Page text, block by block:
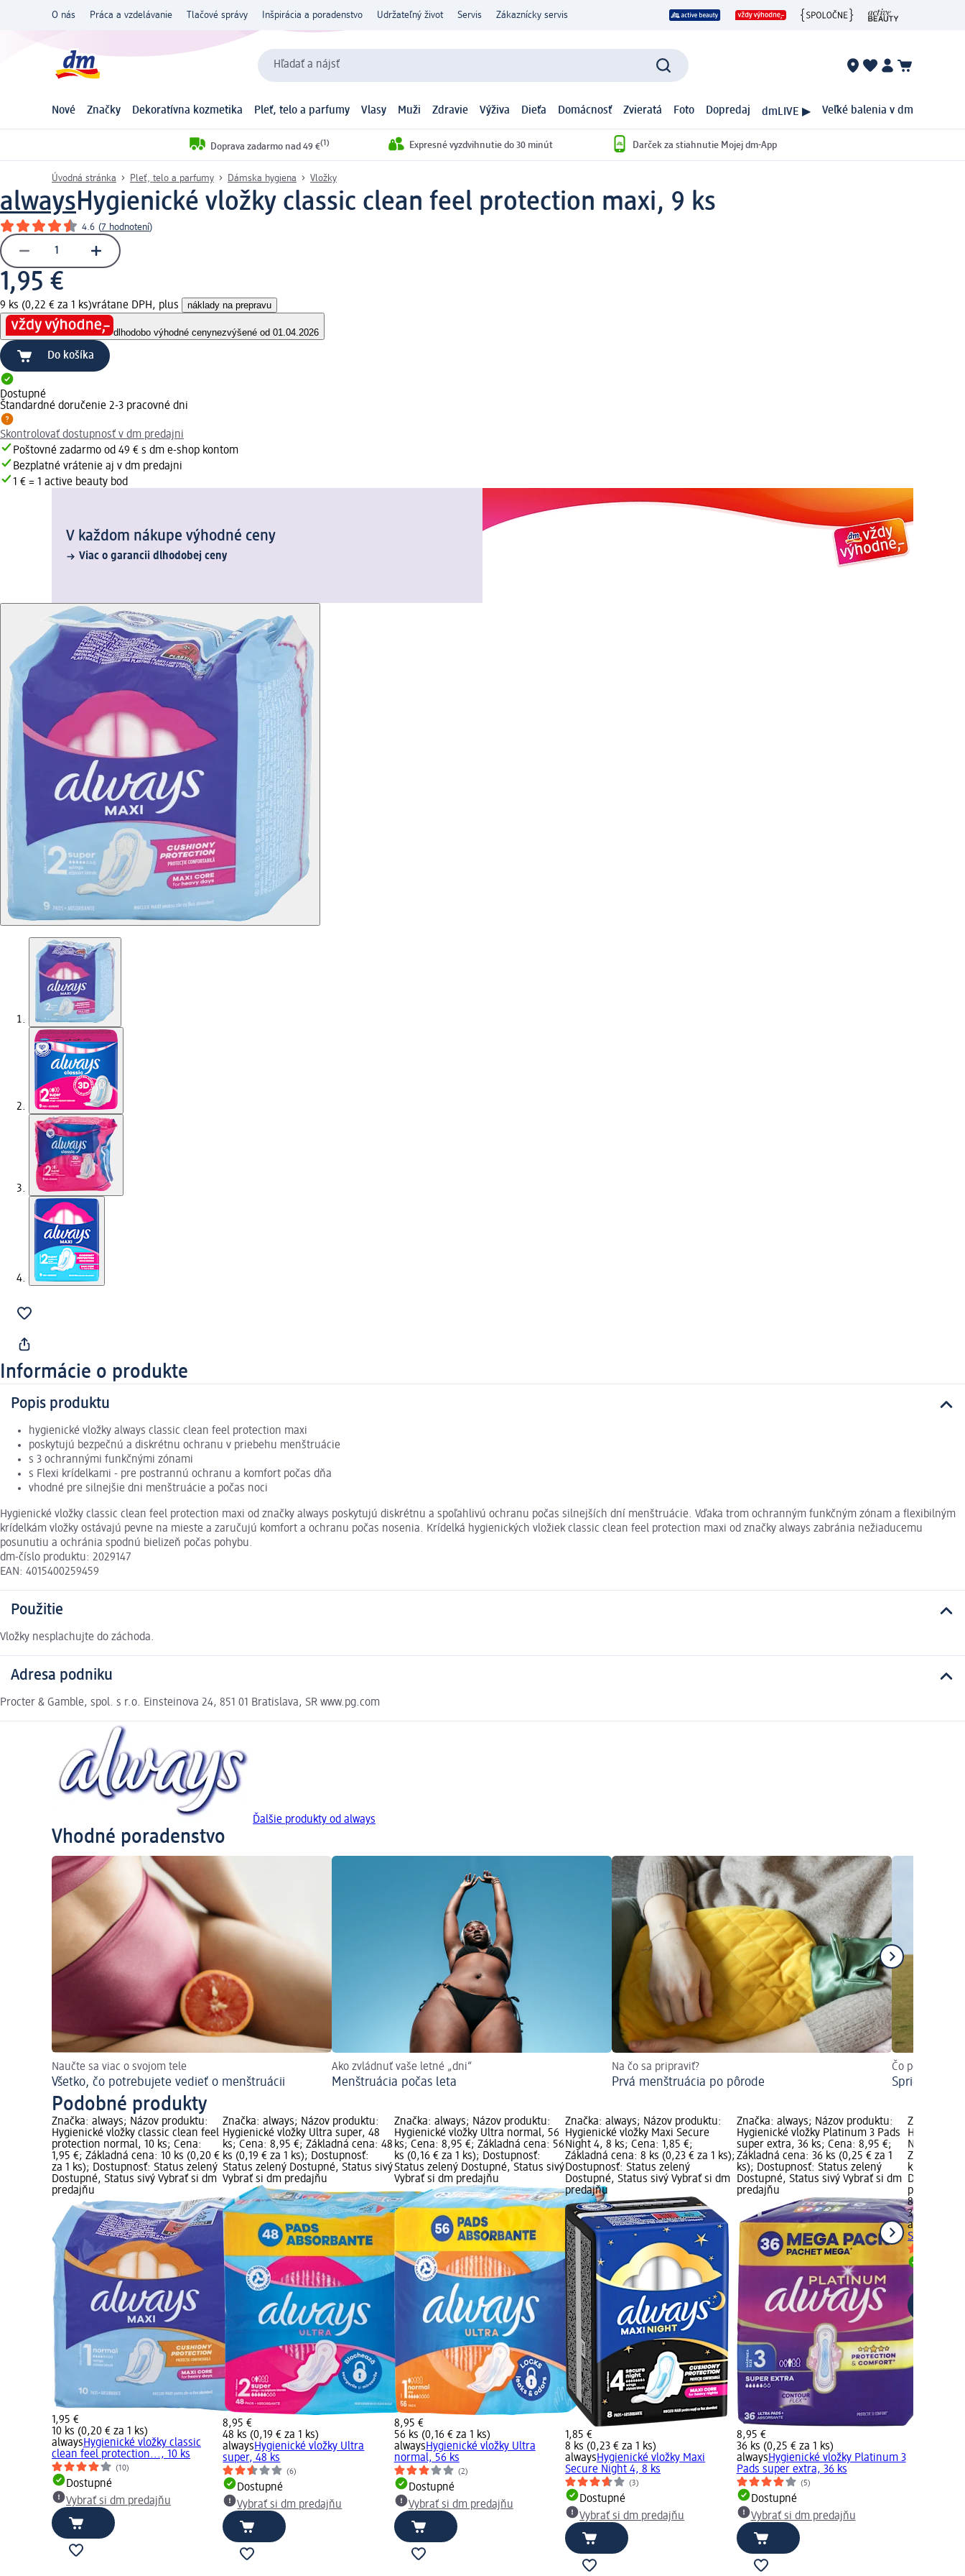
O nás Práca a vzdelávanie Tlačové správy Inšpirácia a poradenstvo Udržateľný život Servis Zákaznícky servis
Hľadať a nájsť
Nové Značky Dekoratívna kozmetika Pleť, telo a parfumy Vlasy Muži Zdravie Výživa Dieťa Domácnosť Zvieratá Foto Dopredaj dmLIVE ▶ Veľké balenia v dm
Doprava zadarmo nad 49 €(1) Expresné vyzdvihnutie do 30 minút Darček za stiahnutie Mojej dm-App
Úvodná stránka Pleť, telo a parfumy Dámska hygiena Vložky
alwaysHygienické vložky classic clean feel protection maxi, 9 ks
4.6 (7 hodnotení)
1,95 €
9 ks (0,22 € za 1 ks)vrátane DPH, plus náklady na prepravu
dlhodobo výhodné cenynezvýšené od 01.04.2026
Do košíka
Dostupné
Štandardné doručenie 2-3 pracovné dni
Skontrolovať dostupnosť v dm predajni
Poštovné zadarmo od 49 € s dm e-shop kontom
Bezplatné vrátenie aj v dm predajni
1 € = 1 active beauty bod
V každom nákupe výhodné ceny
Viac o garancii dlhodobej ceny
Informácie o produkte
Popis produktu
hygienické vložky always classic clean feel protection maxi
poskytujú bezpečnú a diskrétnu ochranu v priebehu menštruácie
s 3 ochrannými funkčnými zónami
s Flexi krídelkami - pre postrannú ochranu a komfort počas dňa
vhodné pre silnejšie dni menštruácie a počas noci
Hygienické vložky classic clean feel protection maxi od značky always poskytujú diskrétnu a spoľahlivú ochranu počas silnejších dní menštruácie. Vďaka trom ochranným funkčným zónam a flexibilným
krídelkám vložky ostávajú pevne na mieste a zaručujú komfort a ochranu počas nosenia. Krídelká hygienických vložiek classic clean feel protection maxi od značky always zabránia nežiaducemu
posunutiu a ochránia spodnú bielizeň počas pohybu.
dm-číslo produktu: 2029147
EAN: 4015400259459
Použitie
Vložky nesplachujte do záchoda.
Adresa podniku
Procter & Gamble, spol. s r.o. Einsteinova 24, 851 01 Bratislava, SR www.pg.com
Ďalšie produkty od always
Vhodné poradenstvo
Naučte sa viac o svojom tele
Všetko, čo potrebujete vedieť o menštruácii
Ako zvládnuť vaše letné „dni“
Menštruácia počas leta
Na čo sa pripraviť?
Prvá menštruácia po pôrode
Čo potrebujete
Sprievodca
Podobné produkty
Značka: always; Názov produktu:
Hygienické vložky classic clean feel
protection normal, 10 ks; Cena:
1,95 €; Základná cena: 10 ks (0,20 €
za 1 ks); Dostupnosť: Status zelený
Dostupné, Status sivý Vybrať si dm
predajňu
1,95 €
10 ks (0,20 € za 1 ks)
alwaysHygienické vložky classic
clean feel protection..., 10 ks
(10)
Dostupné
Vybrať si dm predajňu
Značka: always; Názov produktu:
Hygienické vložky Ultra super, 48
ks; Cena: 8,95 €; Základná cena: 48
ks (0,19 € za 1 ks); Dostupnosť:
Status zelený Dostupné, Status sivý
Vybrať si dm predajňu
8,95 €
48 ks (0,19 € za 1 ks)
alwaysHygienické vložky Ultra
super, 48 ks
(6)
Dostupné
Vybrať si dm predajňu
Značka: always; Názov produktu:
Hygienické vložky Ultra normal, 56
ks; Cena: 8,95 €; Základná cena: 56
ks (0,16 € za 1 ks); Dostupnosť:
Status zelený Dostupné, Status sivý
Vybrať si dm predajňu
8,95 €
56 ks (0,16 € za 1 ks)
alwaysHygienické vložky Ultra
normal, 56 ks
(2)
Dostupné
Vybrať si dm predajňu
Značka: always; Názov produktu:
Hygienické vložky Maxi Secure
Night 4, 8 ks; Cena: 1,85 €;
Základná cena: 8 ks (0,23 € za 1 ks);
Dostupnosť: Status zelený
Dostupné, Status sivý Vybrať si dm
predajňu
1,85 €
8 ks (0,23 € za 1 ks)
alwaysHygienické vložky Maxi
Secure Night 4, 8 ks
(3)
Dostupné
Vybrať si dm predajňu
Značka: always; Názov produktu:
Hygienické vložky Platinum 3 Pads
super extra, 36 ks; Cena: 8,95 €;
Základná cena: 36 ks (0,25 € za 1
ks); Dostupnosť: Status zelený
Dostupné, Status sivý Vybrať si dm
predajňu
8,95 €
36 ks (0,25 € za 1 ks)
alwaysHygienické vložky Platinum 3
Pads super extra, 36 ks
(5)
Dostupné
Vybrať si dm predajňu
Značka:
Hygienické
Night, 36
Základná
ks);
Dostupné,
predajňu
8,95 €
36 ks (0,25
always
Secure